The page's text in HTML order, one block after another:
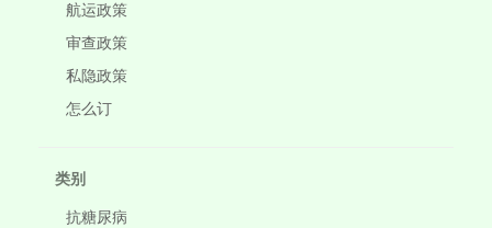
航运政策
审查政策
私隐政策
怎么订
类别
抗糖尿病